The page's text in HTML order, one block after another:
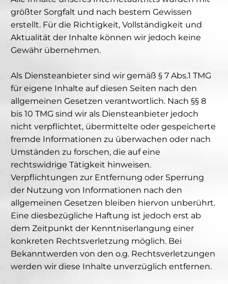
größter Sorgfalt und nach bestem Gewissen
erstellt. Für die Richtigkeit, Vollständigkeit und
Aktualität der Inhalte können wir jedoch keine
Gewähr übernehmen.
Als Diensteanbieter sind wir gemäß § 7 Abs.1 TMG
für eigene Inhalte auf diesen Seiten nach den
allgemeinen Gesetzen verantwortlich. Nach §§ 8
bis 10 TMG sind wir als Diensteanbieter jedoch
nicht verpflichtet, übermittelte oder gespeicherte
fremde Informationen zu überwachen oder nach
Umständen zu forschen, die auf eine
rechtswidrige Tätigkeit hinweisen.
Verpflichtungen zur Entfernung oder Sperrung
der Nutzung von Informationen nach den
allgemeinen Gesetzen bleiben hiervon unberührt.
Eine diesbezügliche Haftung ist jedoch erst ab
dem Zeitpunkt der Kenntniserlangung einer
konkreten Rechtsverletzung möglich. Bei
Bekanntwerden von den o.g. Rechtsverletzungen
werden wir diese Inhalte unverzüglich entfernen.